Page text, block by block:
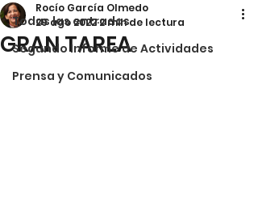
Todas las entradas
Segundo Informe de Actividades
Prensa y Comunicados
GRAN TAREA
Rocío García Olmedo
29 ago 2022 2 min de lectura